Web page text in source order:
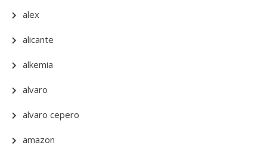
alex
alicante
alkemia
alvaro
alvaro cepero
amazon